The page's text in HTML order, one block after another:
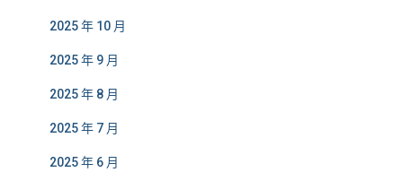
2025 年 10 月
2025 年 9 月
2025 年 8 月
2025 年 7 月
2025 年 6 月